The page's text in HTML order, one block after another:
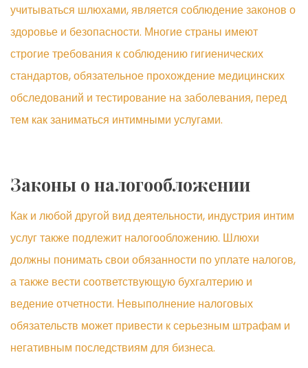
учитываться шлюхами, является соблюдение законов о
здоровье и безопасности. Многие страны имеют
строгие требования к соблюдению гигиенических
стандартов, обязательное прохождение медицинских
обследований и тестирование на заболевания, перед
тем как заниматься интимными услугами.
Законы о налогообложении
Как и любой другой вид деятельности, индустрия интим
услуг также подлежит налогообложению. Шлюхи
должны понимать свои обязанности по уплате налогов,
а также вести соответствующую бухгалтерию и
ведение отчетности. Невыполнение налоговых
обязательств может привести к серьезным штрафам и
негативным последствиям для бизнеса.